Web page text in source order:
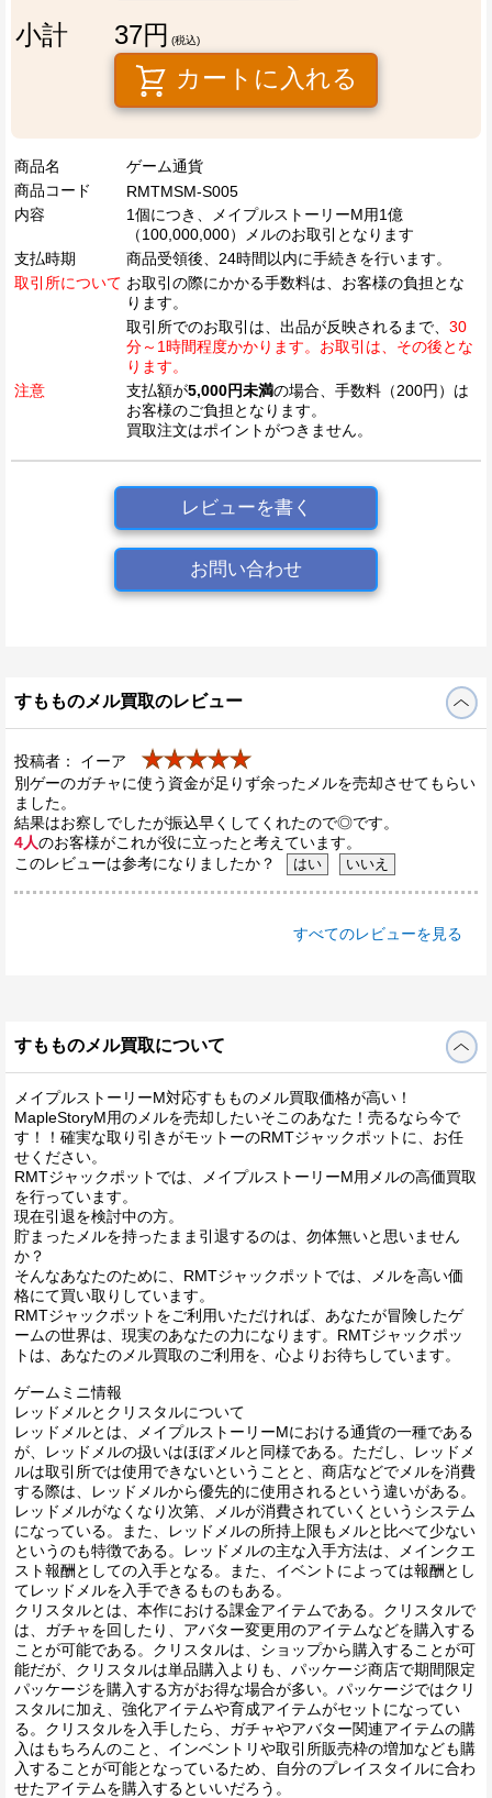
小計 37円 (税込)
カートに入れる
商品名
ゲーム通貨
商品コード
RMTMSM-S005
内容
1個につき、メイプルストーリーM用1億
（100,000,000）メルのお取引となります
支払時期
商品受領後、24時間以内に手続きを行います。
取引所について お取引の際にかかる手数料は、お客様の負担とな
ります。
取引所でのお取引は、出品が反映されるまで、 30
分～1時間程度かかります。お取引は、その後とな
ります。
注意
支払額が5,000円未満の場合、手数料（200円）は
お客様のご負担となります。
買取注文はポイントがつきません。
レビューを書く
お問い合わせ
すもものメル買取のレビュー
投稿者： イーア ★★★★★
別ゲーのガチャに使う資金が足りず余ったメルを売却させてもらい
ました。
結果はお察しでしたが振込早くしてくれたので◎です。
4人のお客様がこれが役に立ったと考えています。
このレビューは参考になりましたか？
すべてのレビューを見る
すもものメル買取について
メイプルストーリーM対応すもものメル買取価格が高い！
MapleStoryM用のメルを売却したいそこのあなた！売るなら今で
す！！確実な取り引きがモットーのRMTジャックポットに、お任
せください。
RMTジャックポットでは、メイプルストーリーM用メルの高価買取
を行っています。
現在引退を検討中の方。
貯まったメルを持ったまま引退するのは、勿体無いと思いません
か？
そんなあなたのために、RMTジャックポットでは、メルを高い価
格にて買い取りしています。
RMTジャックポットをご利用いただければ、あなたが冒険したゲ
ームの世界は、現実のあなたの力になります。RMTジャックポッ
トは、あなたのメル買取のご利用を、心よりお待ちしています。
ゲームミニ情報
レッドメルとクリスタルについて
レッドメルとは、メイプルストーリーMにおける通貨の一種である
が、レッドメルの扱いはほぼメルと同様である。ただし、レッドメ
ルは取引所では使用できないということと、商店などでメルを消費
する際は、レッドメルから優先的に使用されるという違いがある。
レッドメルがなくなり次第、メルが消費されていくというシステム
になっている。また、レッドメルの所持上限もメルと比べて少ない
というのも特徴である。レッドメルの主な入手方法は、メインクエ
スト報酬としての入手となる。また、イベントによっては報酬とし
てレッドメルを入手できるものもある。
クリスタルとは、本作における課金アイテムである。クリスタルで
は、ガチャを回したり、アバター変更用のアイテムなどを購入する
ことが可能である。クリスタルは、ショップから購入することが可
能だが、クリスタルは単品購入よりも、パッケージ商店で期間限定
パッケージを購入する方がお得な場合が多い。パッケージではクリ
スタルに加え、強化アイテムや育成アイテムがセットになってい
る。クリスタルを入手したら、ガチャやアバター関連アイテムの購
入はもちろんのこと、インベントリや取引所販売枠の増加なども購
入することが可能となっているため、自分のプレイスタイルに合わ
せたアイテムを購入するといいだろう。